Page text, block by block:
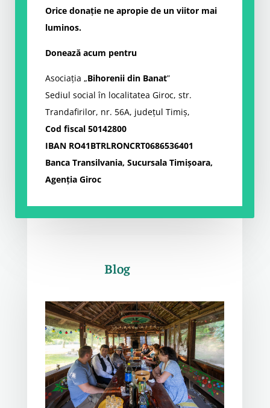
Orice donație ne apropie de un viitor mai
luminos.
Donează acum pentru
Asociația „Bihorenii din Banat”
Sediul social în localitatea Giroc, str.
Trandafirilor, nr. 56A, județul Timiș,
Cod fiscal 50142800
IBAN RO41BTRLRONCRT0686536401
Banca Transilvania, Sucursala Timișoara,
Agenția Giroc
Blog